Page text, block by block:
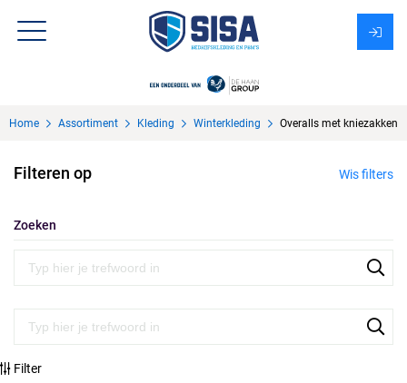
Over Sisa
KMS
Uitzendbureau?
Home Assortiment Kleding Winterkleding Overalls met kniezakken
Filteren op Wis filters
Zoeken
Filter